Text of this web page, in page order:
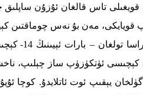
قويغىلى تاس قالغان ئۇزۇن
قويايكى، مەن بۇ نەس چوماقتىن
ئۆچ ئېلىشىم
كېچىسى ئۈتكۈزۈپ ساز چېلىپ،
يېقىپ ئوت ئاتلايدۇ. كوچا